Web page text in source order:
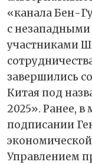
«канала Бен-
с незападными
участниками
завершились
Китая под
2025». Ранее, в
подписании
Управлением